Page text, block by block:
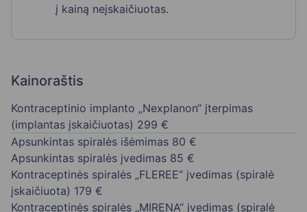
į kainą neįskaičiuotas.
Kainoraštis
Kontraceptinio implanto „Nexplanon“ įterpimas
(implantas įskaičiuotas) 299 €
Apsunkintas spiralės išėmimas 80 €
Apsunkintas spiralės įvedimas 85 €
Kontraceptinės spiralės „FLEREE“ įvedimas (spiralė
įskaičiuota) 179 €
Kontraceptinės spiralės „MIRENA“ įvedimas (spiralė